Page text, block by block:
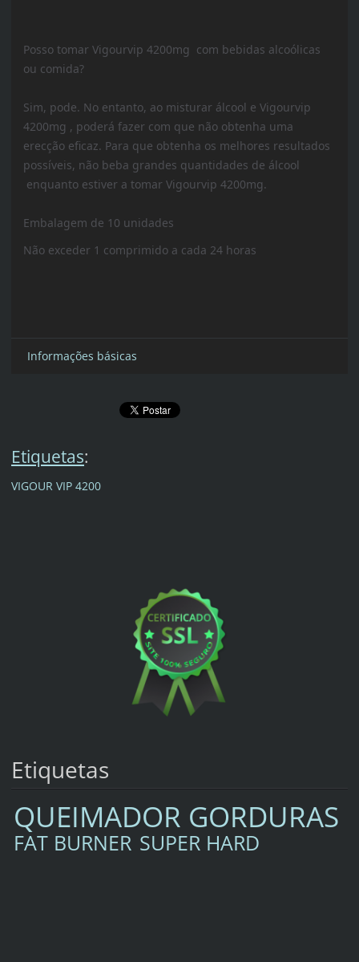
Posso tomar Vigourvip 4200mg com bebidas alcoólicas
ou comida?
Sim, pode. No entanto, ao misturar álcool e Vigourvip
4200mg , poderá fazer com que não obtenha uma
erecção eficaz. Para que obtenha os melhores resultados
possíveis, não beba grandes quantidades de álcool
enquanto estiver a tomar Vigourvip 4200mg.
Embalagem de 10 unidades
Não exceder 1 comprimido a cada 24 horas
Informações básicas
Etiquetas:
VIGOUR VIP 4200
Etiquetas
QUEIMADOR GORDURAS
FAT BURNER SUPER HARD